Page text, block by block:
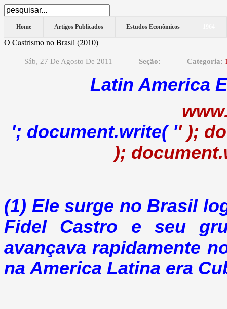
Home Artigos Publicados Estudos Econômicos
O Castrismo no Brasil (2010)
Sáb, 27 De Agosto De 2011 Seção: Categoria:
Latin America
'; document.write( '' );
);
(1) Ele surge no Brasil
Fidel Castro e seu
avançava rapidamente
na America Latina era